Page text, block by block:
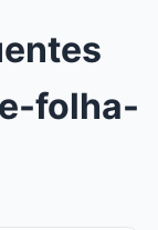
folha-